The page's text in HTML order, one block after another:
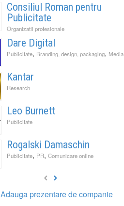
Consiliul Roman pentru
Publicitate
Organizatii profesionale
Dare Digital
Publicitate, Branding, design, packaging, Media
Kantar
Research
Leo Burnett
Publicitate
Rogalski Damaschin
Publicitate, PR, Comunicare online
Adauga prezentare de companie